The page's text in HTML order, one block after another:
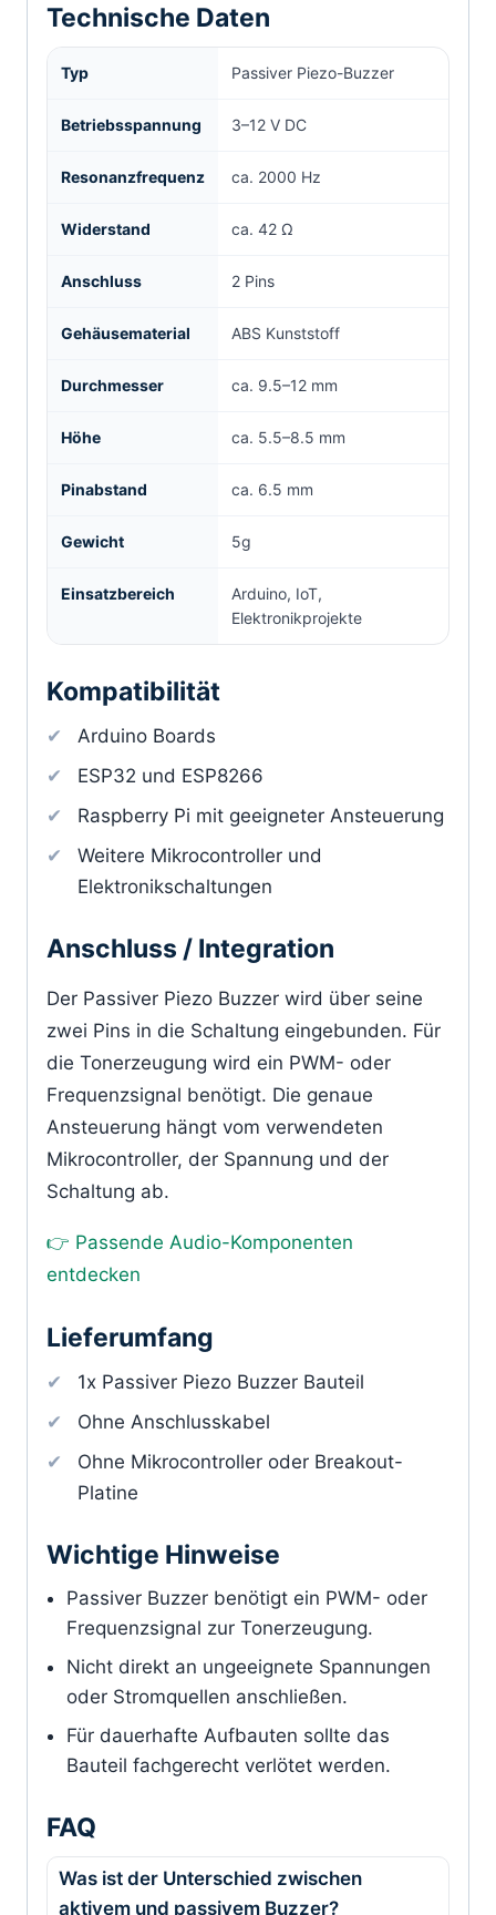
Technische Daten
Typ Passiver Piezo-Buzzer
Betriebsspannung 3–12 V DC
Resonanzfrequenz ca. 2000 Hz
Widerstand ca. 42 Ω
Anschluss 2 Pins
Gehäusematerial ABS Kunststoff
Durchmesser ca. 9.5–12 mm
Höhe ca. 5.5–8.5 mm
Pinabstand ca. 6.5 mm
Gewicht 5g
Einsatzbereich
Arduino, IoT,
Elektronikprojekte
Kompatibilität
Arduino Boards
ESP32 und ESP8266
Raspberry Pi mit geeigneter Ansteuerung
Weitere Mikrocontroller und
Elektronikschaltungen
Anschluss / Integration
Der Passiver Piezo Buzzer wird über seine
zwei Pins in die Schaltung eingebunden. Für
die Tonerzeugung wird ein PWM- oder
Frequenzsignal benötigt. Die genaue
Ansteuerung hängt vom verwendeten
Mikrocontroller, der Spannung und der
Schaltung ab.
👉 Passende Audio-Komponenten
entdecken
Lieferumfang
1x Passiver Piezo Buzzer Bauteil
Ohne Anschlusskabel
Ohne Mikrocontroller oder Breakout-
Platine
Wichtige Hinweise
Passiver Buzzer benötigt ein PWM- oder
Frequenzsignal zur Tonerzeugung.
Nicht direkt an ungeeignete Spannungen
oder Stromquellen anschließen.
Für dauerhafte Aufbauten sollte das
Bauteil fachgerecht verlötet werden.
FAQ
Was ist der Unterschied zwischen
aktivem und passivem Buzzer?